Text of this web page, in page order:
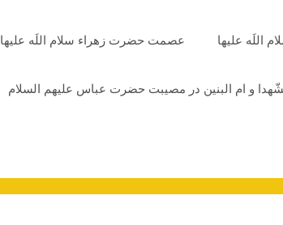
اللَه علیها عصمت حضرت زهراء سلام اللَه علیها
و ام البنین در مصیبت حضرت عباس علیهم السلام